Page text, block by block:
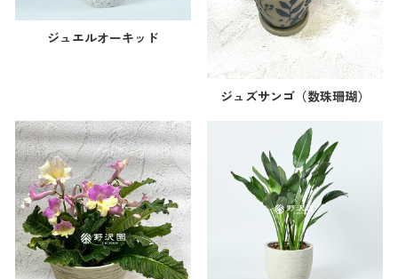
ジュエルオーキッド
ジュズサンゴ（数珠珊瑚）